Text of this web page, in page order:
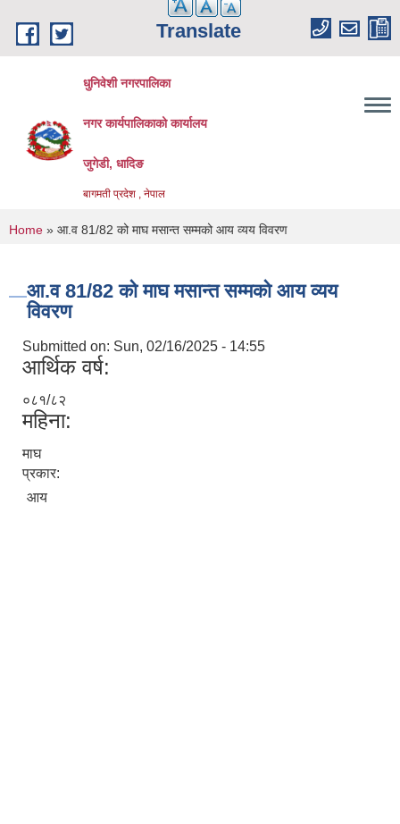
Translate
धुनिवेशी नगरपालिका
नगर कार्यपालिकाको कार्यालय
जुगेडी, धादिङ
बागमती प्रदेश , नेपाल
You are here
Home » आ.व 81/82 को माघ मसान्त सम्मको आय व्यय विवरण
आ.व 81/82 को माघ मसान्त सम्मको आय व्यय
विवरण
Submitted on: Sun, 02/16/2025 - 14:55
आर्थिक वर्ष:
०८१/८२
महिना:
माघ
प्रकार:
आय